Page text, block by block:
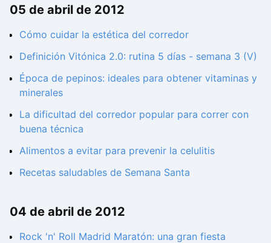
05 de abril de 2012
Cómo cuidar la estética del corredor
Definición Vitónica 2.0: rutina 5 días - semana 3 (V)
Época de pepinos: ideales para obtener vitaminas y
minerales
La dificultad del corredor popular para correr con
buena técnica
Alimentos a evitar para prevenir la celulitis
Recetas saludables de Semana Santa
04 de abril de 2012
Rock 'n' Roll Madrid Maratón: una gran fiesta